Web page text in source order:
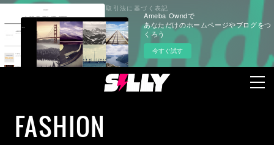
Ameba Owndで
あなただけのホームページやブログをつ
くろう
今すぐ試す
FASHION
プライバシーポリシー 特定商取引法に基づく表記